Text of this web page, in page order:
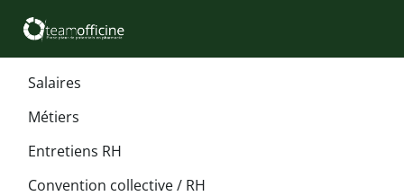
Salaires
Métiers
Entretiens RH
Convention collective / RH